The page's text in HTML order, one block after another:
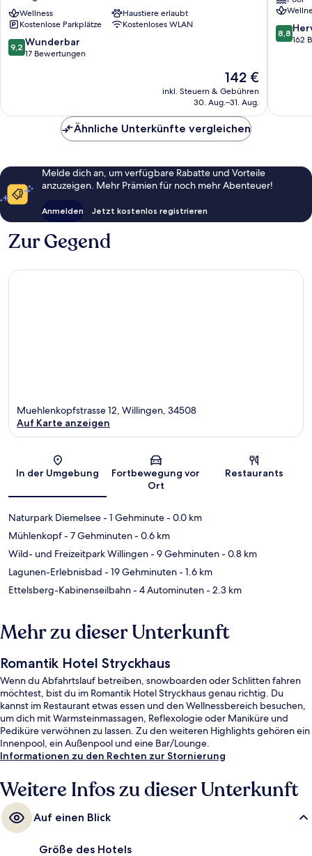
BW
Signature
Collection
Willingen
Wellness
Haustiere erlaubt
Kostenlose Parkplätze
Kostenloses WLAN
9.2
von
9,2 Wunderbar
17 Bewertungen
Der
Preis
beträgt
142 €
inkl. Steuern & Gebühren
30. Aug.–31. Aug.
8.8
von
8,8
162
Ähnliche Unterkünfte vergleichen
Melde dich an, um verfügbare Rabatte und Vorteile
anzuzeigen. Mehr Prämien für noch mehr Abenteuer!
Anmelden Jetzt kostenlos registrieren
Zur Gegend
Karte
Muehlenkopfstrasse 12, Willingen, 34508
Auf Karte anzeigen
In der Umgebung
Fortbewegung vor
Ort
Restaurants
Naturpark Diemelsee- 1 Gehminute- 0.0 km
Mühlenkopf- 7 Gehminuten- 0.6 km
Wild- und Freizeitpark Willingen- 9 Gehminuten- 0.8 km
Lagunen-Erlebnisbad - 19 Gehminuten- 1.6 km
Ettelsberg-Kabinenseilbahn- 4 Autominuten- 2.3 km
Mehr zu dieser Unterkunft
Romantik Hotel Stryckhaus
Wenn du Abfahrtslauf betreiben, snowboarden oder Schlitten fahren
möchtest, bist du im Romantik Hotel Stryckhaus genau richtig. Du
kannst im Restaurant etwas essen und den Wellnessbereich besuchen,
um dich mit Warmsteinmassagen, Reflexologie oder Maniküre und
Pediküre verwöhnen zu lassen. Zu den weiteren Highlights gehören ein
Innenpool, ein Außenpool und eine Bar/Lounge.
Informationen zu den Rechten zur Stornierung
Weitere Infos zu dieser Unterkunft
Auf einen Blick
Größe des Hotels